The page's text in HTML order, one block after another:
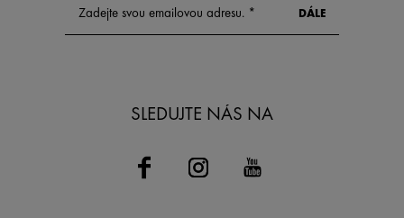
SLEDUJTE NÁS NA